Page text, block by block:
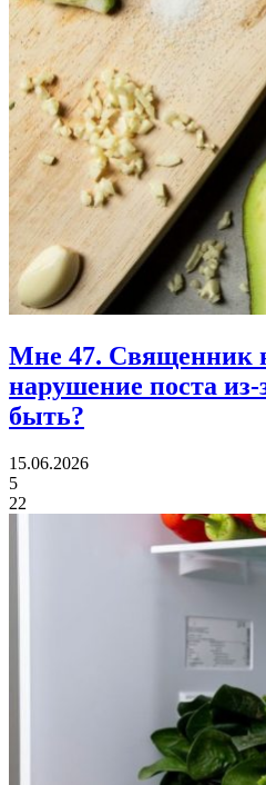
Мне 47. Священник
нарушение поста из-
быть?
15.06.2026
5
22